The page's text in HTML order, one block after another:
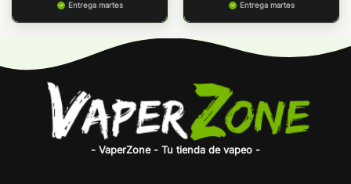
Entrega martes Entrega martes
- VaperZone - Tu tienda de vapeo -